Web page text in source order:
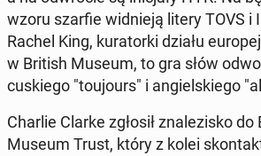
wzoru szarfie wid­nie­ją litery TOVS i
Rachel King, ku­ra­tor­ki działu
w British Museum, to gra słów
cu­skie­go "to­ujo­urs" i an­giel­skie­go
Charlie Clarke zgłosił zna­le­zi­sko
Museum Trust, który z kolei